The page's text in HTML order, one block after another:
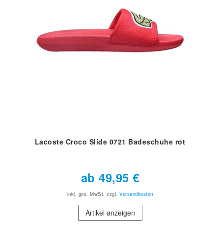
Lacoste Croco Slide 0721 Badeschuhe rot
ab 49,95 €
inkl. ges. MwSt. zzgl. Versandkosten
Artikel anzeigen